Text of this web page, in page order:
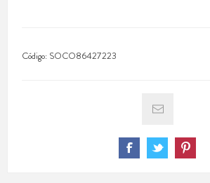
Código: SOCO86427223